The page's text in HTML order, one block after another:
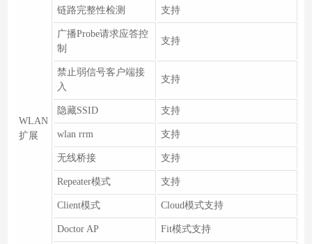
WLAN
扩展
链路完整性检测 支持
广播Probe请求应答控
制
支持
禁止弱信号客户端接
入
支持
隐藏SSID 支持
wlan rrm 支持
无线桥接 支持
Repeater模式 支持
Client模式 Cloud模式支持
Doctor AP Fit模式支持